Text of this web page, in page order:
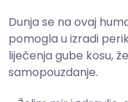
Dunja se na ovaj
pomogla u izradi
liječenja gube kosu,
samopouzdanje.